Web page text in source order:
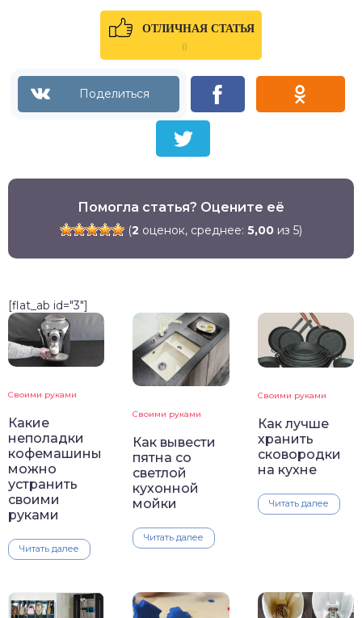
ОТЛИЧНАЯ СТАТЬЯ
0
Помогла статья? Оцените её
(2 оценок, среднее: 5,00 из 5)
[flat_ab id="3"]
Своими руками
Какие
неполадки
кофемашины
можно
устранить
своими
руками
Читать далее
Своими руками
Как вывести
пятна со
светлой
кухонной
мойки
Читать далее
Своими руками
Как лучше
хранить
сковородки
на кухне
Читать далее